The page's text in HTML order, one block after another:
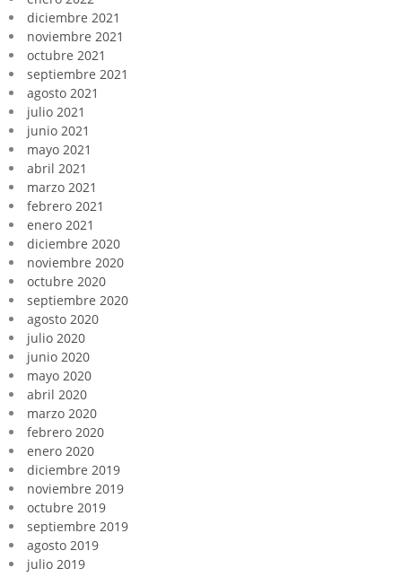
diciembre 2021
noviembre 2021
octubre 2021
septiembre 2021
agosto 2021
julio 2021
junio 2021
mayo 2021
abril 2021
marzo 2021
febrero 2021
enero 2021
diciembre 2020
noviembre 2020
octubre 2020
septiembre 2020
agosto 2020
julio 2020
junio 2020
mayo 2020
abril 2020
marzo 2020
febrero 2020
enero 2020
diciembre 2019
noviembre 2019
octubre 2019
septiembre 2019
agosto 2019
julio 2019